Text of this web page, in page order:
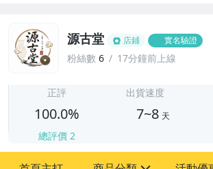
源古堂 店鋪 實名驗證
粉絲數 6 17分鐘前上線
正評
100.0%
總評價 2
出貨速度
7~8 天